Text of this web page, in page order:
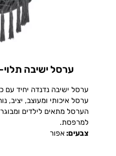
ערסל ישיבה תלוי-
ערסל ישיבה נדנדה יחיד עם
ערסל איכותי ומעוצב, יציב,
הערסל מתאים לילדים
למרפסת.
צבעים: אפור